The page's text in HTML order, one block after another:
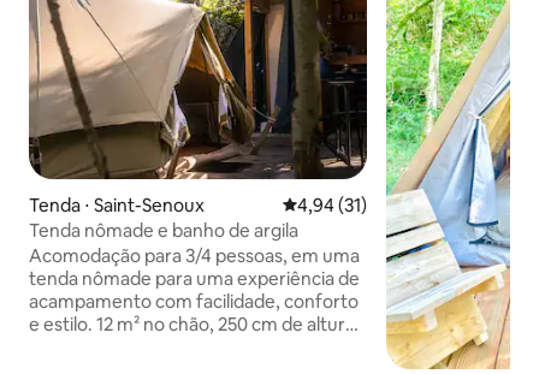
Tenda ⋅ Saint-Senoux 4,94 de uma avaliação média
4,94 (31)
Tenda nômade e banho de argila
Acomodação para 3/4 pessoas, em uma
tenda nômade para uma experiência de
acampamento com facilidade, conforto
e estilo. 12 m² no chão, 250 cm de altura,